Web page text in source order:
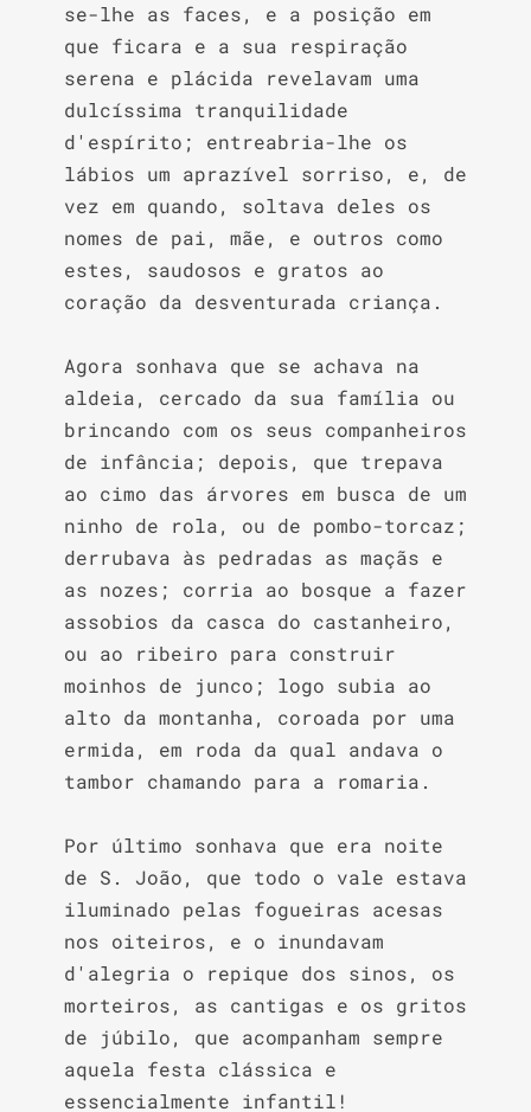
se-lhe as faces, e a posição em
que ficara e a sua respiração
serena e plácida revelavam uma
dulcíssima tranquilidade
d'espírito; entreabria-lhe os
lábios um aprazível sorriso, e, de
vez em quando, soltava deles os
nomes de pai, mãe, e outros como
estes, saudosos e gratos ao
coração da desventurada criança.
Agora sonhava que se achava na
aldeia, cercado da sua família ou
brincando com os seus companheiros
de infância; depois, que trepava
ao cimo das árvores em busca de um
ninho de rola, ou de pombo-torcaz;
derrubava às pedradas as maçãs e
as nozes; corria ao bosque a fazer
assobios da casca do castanheiro,
ou ao ribeiro para construir
moinhos de junco; logo subia ao
alto da montanha, coroada por uma
ermida, em roda da qual andava o
tambor chamando para a romaria.
Por último sonhava que era noite
de S. João, que todo o vale estava
iluminado pelas fogueiras acesas
nos oiteiros, e o inundavam
d'alegria o repique dos sinos, os
morteiros, as cantigas e os gritos
de júbilo, que acompanham sempre
aquela festa clássica e
essencialmente infantil!